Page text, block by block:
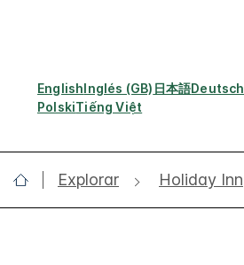
EnglishInglés (GB) 日本語Deutsch
PolskiTiếng Việt
Explorar Holiday Inn